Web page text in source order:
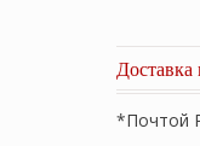
*Почтой